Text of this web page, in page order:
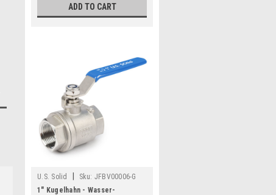
ADD TO CART
U.S. Solid Sku: JFBV00006-G
1" Kugelhahn - Wasser-